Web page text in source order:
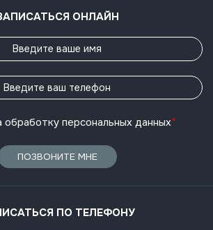
ОНЛАЙН
обработку персональных данных*
ПОЗВОНИТЕ МНЕ
ПО ТЕЛЕФОНУ